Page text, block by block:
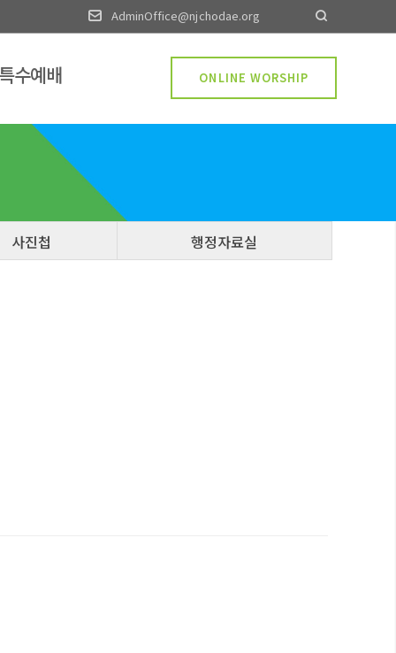
AdminOffice@njchodae.org
수예배 ONLINE WORSHIP